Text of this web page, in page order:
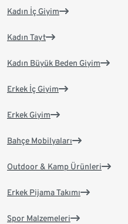
Kadın İç Giyim
Kadın Tayt
Kadın Büyük Beden Giyim
Erkek İç Giyim
Erkek Giyim
Bahçe Mobilyaları
Outdoor & Kamp Ürünleri
Erkek Pijama Takımı
Spor Malzemeleri